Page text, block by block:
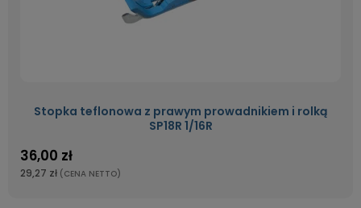
Stopka teflonowa z prawym prowadnikiem i rolką
SP18R 1/16R
36,00 zł
29,27 zł (CENA NETTO)